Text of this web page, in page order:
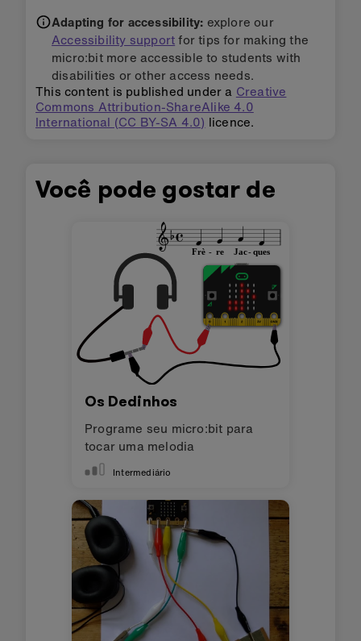
Adapting for accessibility: explore our
Accessibility supportfor tips for making the
micro:bit more accessible to students with
disabilities or other access needs.
This content is published under a Creative
Commons Attribution-ShareAlike 4.0
International (CC BY-SA 4.0) licence.
Você pode gostar de
Os Dedinhos
Programe seu micro:bit para
tocar uma melodia
Intermediário